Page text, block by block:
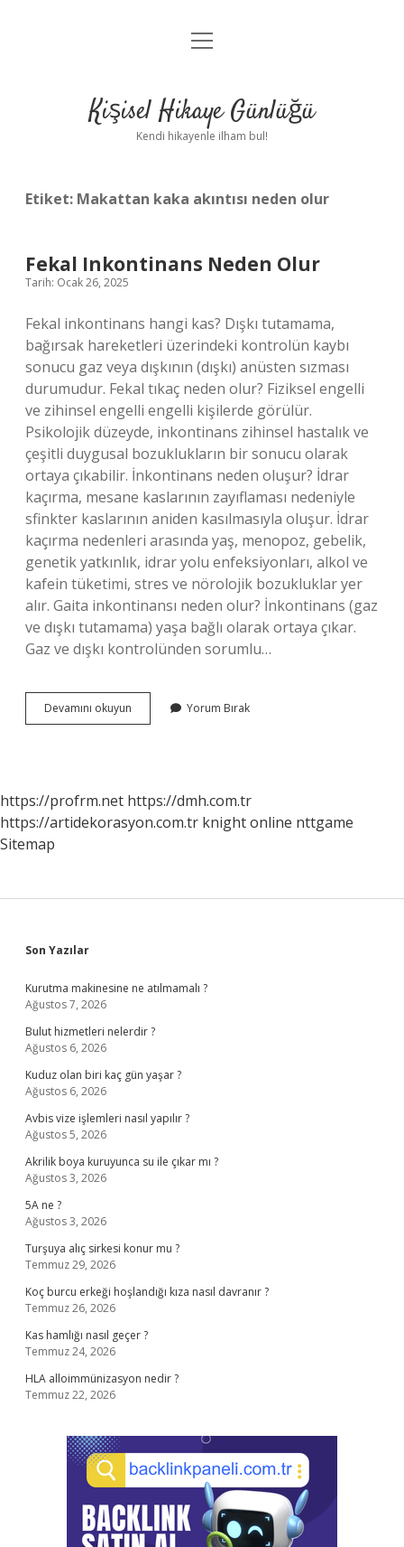
Anasayfa
Yasal Uyarı
menüyü
Kişisel Hikaye Günlüğü
Kendi hikayenle ilham bul!
Etiket: Makattan kaka akıntısı neden olur
Fekal Inkontinans Neden Olur
Tarih: Ocak 26, 2025
Fekal inkontinans hangi kas? Dışkı tutamama,
bağırsak hareketleri üzerindeki kontrolün kaybı
sonucu gaz veya dışkının (dışkı) anüsten sızması
durumudur. Fekal tıkaç neden olur? Fiziksel engelli
ve zihinsel engelli engelli kişilerde görülür.
Psikolojik düzeyde, inkontinans zihinsel hastalık ve
çeşitli duygusal bozuklukların bir sonucu olarak
ortaya çıkabilir. İnkontinans neden oluşur? İdrar
kaçırma, mesane kaslarının zayıflaması nedeniyle
sfinkter kaslarının aniden kasılmasıyla oluşur. İdrar
kaçırma nedenleri arasında yaş, menopoz, gebelik,
genetik yatkınlık, idrar yolu enfeksiyonları, alkol ve
kafein tüketimi, stres ve nörolojik bozukluklar yer
alır. Gaita inkontinansı neden olur? İnkontinans (gaz
ve dışkı tutamama) yaşa bağlı olarak ortaya çıkar.
Gaz ve dışkı kontrolünden sorumlu…
Devamını okuyun
Inkontinans
Yorum Bırak
https://profrm.net https://dmh.com.tr
https://artidekorasyon.com.tr knight online nttgame
Sitemap
Sidebar
Son Yazılar
Kurutma makinesine ne atılmamalı ?
Ağustos 7, 2026
Bulut hizmetleri nelerdir ?
Ağustos 6, 2026
Kuduz olan biri kaç gün yaşar ?
Ağustos 6, 2026
Avbis vize işlemleri nasıl yapılır ?
Ağustos 5, 2026
Akrilik boya kuruyunca su ile çıkar mı ?
Ağustos 3, 2026
5A ne ?
Ağustos 3, 2026
Turşuya alıç sirkesi konur mu ?
Temmuz 29, 2026
Koç burcu erkeği hoşlandığı kıza nasıl davranır ?
Temmuz 26, 2026
Kas hamlığı nasıl geçer ?
Temmuz 24, 2026
HLA alloimmünizasyon nedir ?
Temmuz 22, 2026